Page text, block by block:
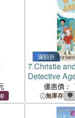
滿額折
7.Christie
Detective
Mountains
優惠價：
無庫存